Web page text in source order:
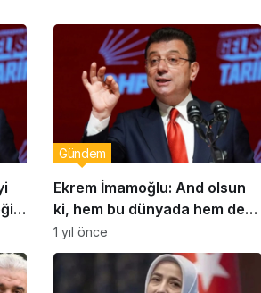
Ekrem İmamoğlu: And olsun
ki, hem bu dünyada hem de
mahşerde hesap soracağım
Gündem
1 yıl önce